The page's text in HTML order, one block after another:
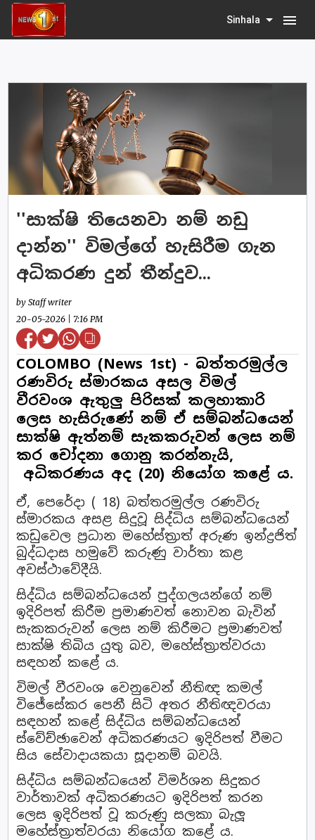
Sinhala menu
''සාක්ෂි තියෙනවා නම් නඩු
දාන්න'' විමල්ගේ හැසිරීම ගැන
අධිකරණ දුන් තීන්දුව...
by Staff writer
20-05-2026 | 7:16 PM
COLOMBO (News 1st) - බත්තරමුල්ල
රණවිරු ස්මාරකය අසල විමල්
වීරවංශ ඇතුලු පිරිසක් කලහාකාරි
ලෙස හැසිරුණේ නම් ඒ සම්බන්ධයෙන්
සාක්ෂි ඇත්නම් සැකකරුවන් ලෙස නම්
කර චෝදනා ගොනු කරන්නැයි,
අධිකරණය අද (20) නියෝග කළේ ය.
ඒ, පෙරේදා ( 18) බත්තරමුල්ල රණවිරු
ස්මාරකය අසළ සිදුවූ සිද්ධිය සම්බන්ධයෙන්
කඩුවෙල ප්‍රධාන මහේස්ත්‍රාත් අරුණ ඉන්ද්‍රජිත්
බුද්ධදාස හමුවේ කරුණු වාර්තා කළ
අවස්ථාවේදීයි.
සිද්ධිය සම්බන්ධයෙන් පුද්ගලයන්ගේ නම්
ඉදිරිපත් කිරීම ප්‍රමාණවත් නොවන බැවින්
සැකකරුවන් ලෙස නම් කිරීමට ප්‍රමාණවත්
සාක්ෂි තිබිය යුතු බව, මහේස්ත්‍රාත්වරයා
සඳහන් කළේ ය.
විමල් වීරවංශ වෙනුවෙන් නීතිඥ කමල්
විජේසේකර පෙනී සිටි අතර නීතිඥවරයා
සඳහන් කළේ සිද්ධිය සම්බන්ධයෙන්
ස්වේච්ඡාවෙන් අධිකරණයට ඉදිරිපත් වීමට
සිය සේවාදායකයා සූදානම් බවයි.
සිද්ධිය සම්බන්ධයෙන් විමර්ශන සිදුකර
වාර්තාවක් අධිකරණයට ඉදිරිපත් කරන
ලෙස ඉදිරිපත් වූ කරුණු සලකා බැලූ
මහේස්ත්‍රාත්වරයා නියෝග කළේ ය.